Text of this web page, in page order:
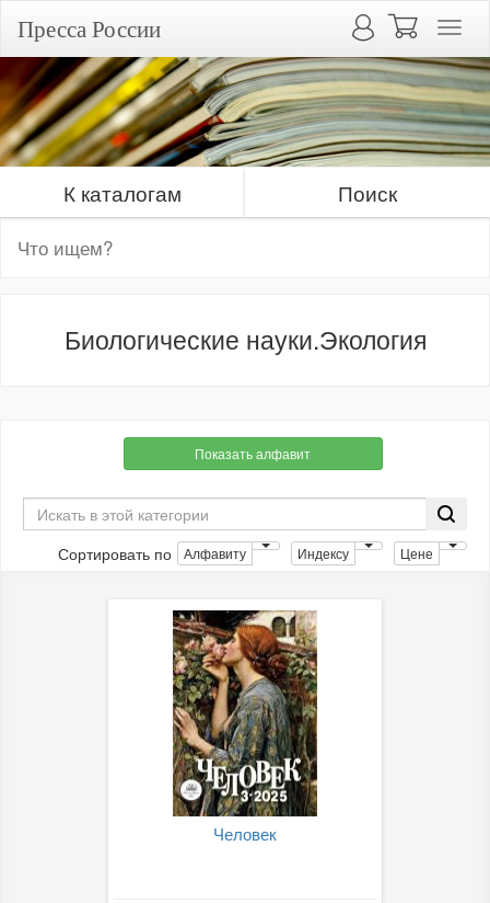
Пресса России
К каталогам Поиск
Биологические науки.Экология
Показать алфавит
Сортировать по Алфавиту Индексу Цене
Человек